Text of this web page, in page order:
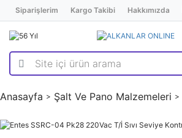
Siparişlerim Kargo Takibi Hakkımızda
Anasayfa Şalt Ve Pano Malzemeleri